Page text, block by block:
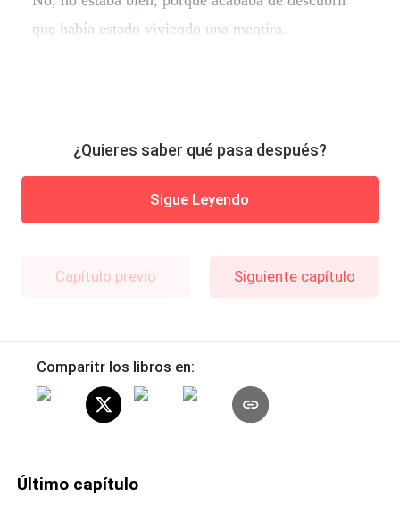
que había estado viviendo una mentira.
¿Quieres saber qué pasa después?
Sigue Leyendo
Capítulo previo Siguiente capítulo
Comparitr los libros en:
Último capítulo